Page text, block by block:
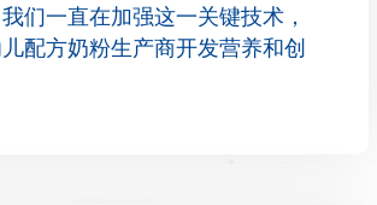
们一直在加强这一关键技术，
配方奶粉生产商开发营养和创